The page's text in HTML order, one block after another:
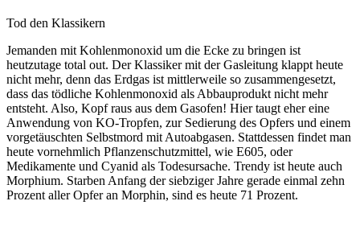
Tod den Klassikern
Jemanden mit Kohlenmonoxid um die Ecke zu bringen ist
heutzutage total out. Der Klassiker mit der Gasleitung klappt heute
nicht mehr, denn das Erdgas ist mittlerweile so zusammengesetzt,
dass das tödliche Kohlenmonoxid als Abbauprodukt nicht mehr
entsteht. Also, Kopf raus aus dem Gasofen! Hier taugt eher eine
Anwendung von KO-Tropfen, zur Sedierung des Opfers und einem
vorgetäuschten Selbstmord mit Autoabgasen. Stattdessen findet man
heute vornehmlich Pflanzenschutzmittel, wie E605, oder
Medikamente und Cyanid als Todesursache. Trendy ist heute auch
Morphium. Starben Anfang der siebziger Jahre gerade einmal zehn
Prozent aller Opfer an Morphin, sind es heute 71 Prozent.